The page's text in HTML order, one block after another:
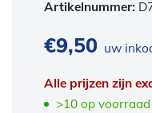
Artikelnummer:
€9,50 uw
Alle prijzen zijn
>10 op voorraad